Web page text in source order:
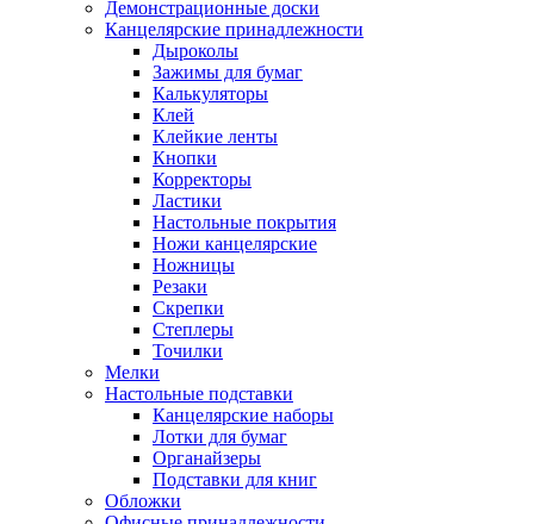
Демонстрационные доски
Канцелярские принадлежности
Дыроколы
Зажимы для бумаг
Калькуляторы
Клей
Клейкие ленты
Кнопки
Корректоры
Ластики
Настольные покрытия
Ножи канцелярские
Ножницы
Резаки
Скрепки
Степлеры
Точилки
Мелки
Настольные подставки
Канцелярские наборы
Лотки для бумаг
Органайзеры
Подставки для книг
Обложки